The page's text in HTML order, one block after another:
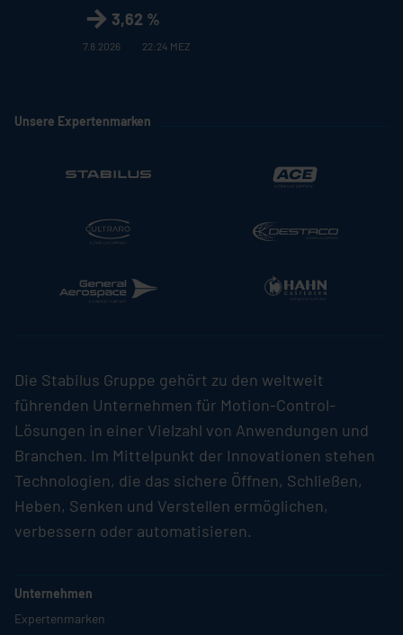
3,62 %
7.8.2026 22:24 MEZ
Unsere Expertenmarken
Die Stabilus Gruppe gehört zu den weltweit
führenden Unternehmen für Motion-Control-
Lösungen in einer Vielzahl von Anwendungen und
Branchen. Im Mittelpunkt der Innovationen stehen
Technologien, die das sichere Öffnen, Schließen,
Heben, Senken und Verstellen ermöglichen,
verbessern oder automatisieren.
Unternehmen
Expertenmarken